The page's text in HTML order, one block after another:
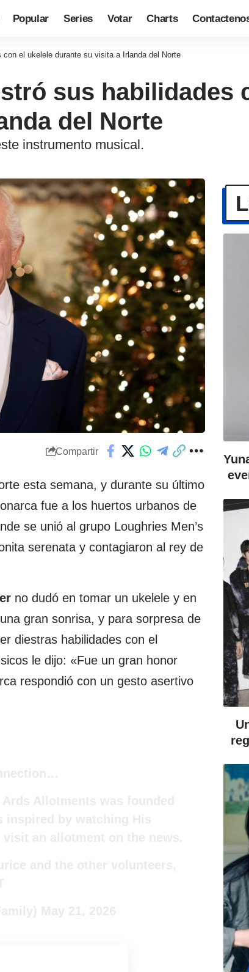
Popular Series Votar Charts
el ukelele durante su visita a Irlanda del Norte
sus habilidades
del Norte
instrumento musical.
Compartir
esta semana, y durante su último
fue a los huertos urbanos de
se unió al grupo Loughries Men’s
serenata y contagiaron al rey de
no dudó en tomar un ukelele y en
gran sonrisa, y para sorpresa de
diestras habilidades con el
le dijo: «Fue un gran honor
respondió con un gesto asertivo